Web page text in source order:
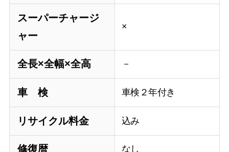
スーパーチャージ
ャー
×
全長×全幅×全高 －
車 検 車検２年付き
リサイクル料金 込み
修復暦 なし